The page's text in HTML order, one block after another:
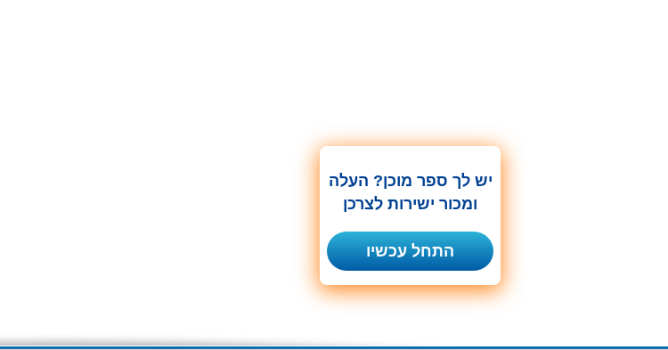
יש לך ספר מוכן? העלה
ומכור ישירות לצרכן
התחל עכשיו